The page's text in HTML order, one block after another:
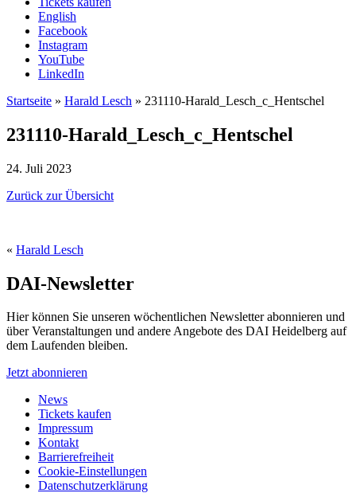
English
Facebook
Instagram
YouTube
LinkedIn
Startseite » Harald Lesch » 231110-Harald_Lesch_c_Hentschel
231110-Harald_Lesch_c_Hentschel
24. Juli 2023
Zurück zur Übersicht
« Harald Lesch
DAI-Newsletter
Hier können Sie unseren wöchentlichen Newsletter abonnieren und
über Veranstaltungen und andere Angebote des DAI Heidelberg auf
dem Laufenden bleiben.
Jetzt abonnieren
News
Tickets kaufen
Impressum
Kontakt
Barrierefreiheit
Cookie-Einstellungen
Datenschutzerklärung